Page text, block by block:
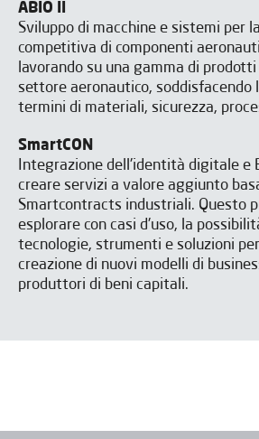
ABIO II
Sviluppo di macchine e sistemi per
competitiva di componenti
lavorando su una gamma di
settore aeronautico, soddisfacendo
termini di materiali, sicurezza,
SmartCON
Integrazione dell'identità digitale e
creare servizi a valore aggiunto
Smartcontracts industriali. Questo
esplorare con casi d'uso, la
tecnologie, strumenti e soluzioni
creazione di nuovi modelli di
produttori di beni capitali.